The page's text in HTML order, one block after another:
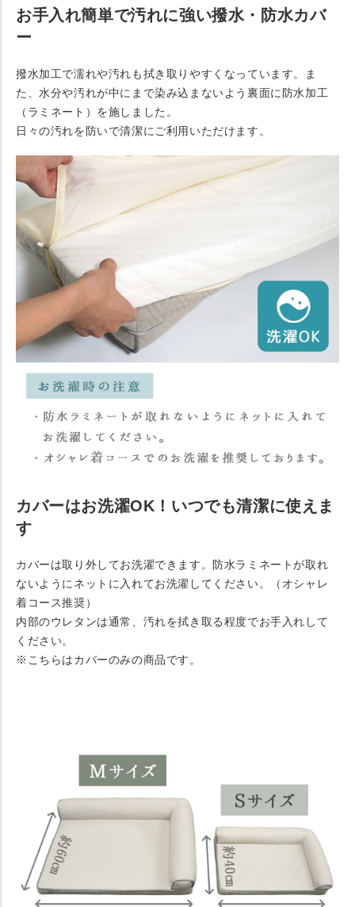
お手入れ簡単で汚れに強い撥水・防水カバ
ー
撥水加工で濡れや汚れも拭き取りやすくなっています。ま
た、水分や汚れが中にまで染み込まないよう裏面に防水加工
（ラミネート）を施しました。
日々の汚れを防いで清潔にご利用いただけます。
カバーはお洗濯OK！いつでも清潔に使えま
す
カバーは取り外してお洗濯できます。防水ラミネートが取れ
ないようにネットに入れてお洗濯してください。（オシャレ
着コース推奨）
内部のウレタンは通常、汚れを拭き取る程度でお手入れして
ください。
※こちらはカバーのみの商品です。